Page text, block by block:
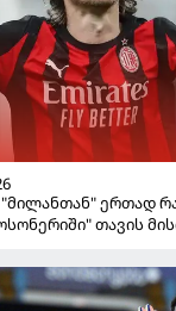
ერთად
თავის